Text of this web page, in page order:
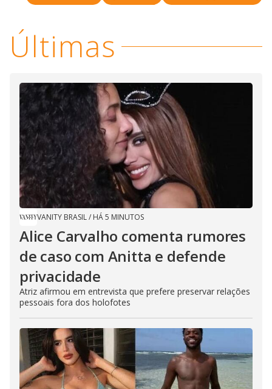
e
o
Últimas
VANITY BRASIL/ HÁ 5 MINUTOS
Alice Carvalho comenta rumores
de caso com Anitta e defende
privacidade
Atriz afirmou em entrevista que prefere preservar relações
pessoais fora dos holofotes